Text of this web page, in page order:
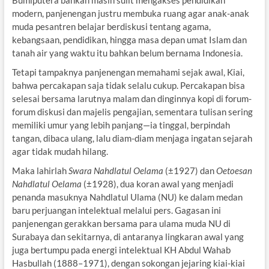
modern, panjenengan justru membuka ruang agar anak-anak
muda pesantren belajar berdiskusi tentang agama,
kebangsaan, pendidikan, hingga masa depan umat Islam dan
tanah air yang waktu itu bahkan belum bernama Indonesia.
Tetapi tampaknya panjenengan memahami sejak awal, Kiai,
bahwa percakapan saja tidak selalu cukup. Percakapan bisa
selesai bersama larutnya malam dan dinginnya kopi di forum-
forum diskusi dan majelis pengajian, sementara tulisan sering
memiliki umur yang lebih panjang—ia tinggal, berpindah
tangan, dibaca ulang, lalu diam-diam menjaga ingatan sejarah
agar tidak mudah hilang.
Maka lahirlah Swara Nahdlatul Oelama (±1927) danOetoesan
Nahdlatul Oelama (±1928), dua koran awal yang menjadi
penanda masuknya Nahdlatul Ulama (NU) ke dalam medan
baru perjuangan intelektual melalui pers. Gagasan ini
panjenengan gerakkan bersama para ulama muda NU di
Surabaya dan sekitarnya, di antaranya lingkaran awal yang
juga bertumpu pada energi intelektual KH Abdul Wahab
Hasbullah (1888–1971), dengan sokongan jejaring kiai-kiai